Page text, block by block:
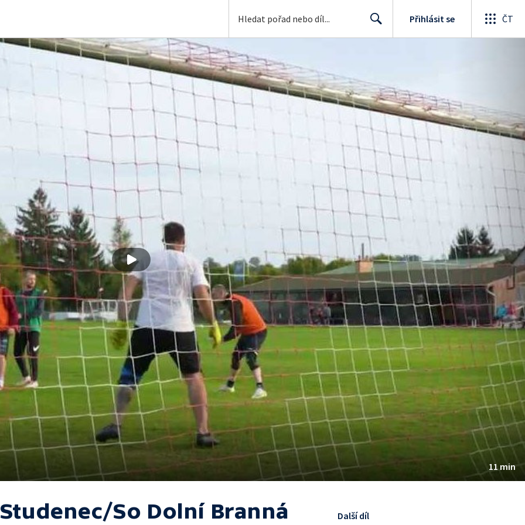
Přihlásit se ČT
11 min
So Dolní Branná Další díl